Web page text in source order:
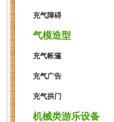
充气障碍
气模造型
充气帐篷
充气广告
充气拱门
机械类游乐设备